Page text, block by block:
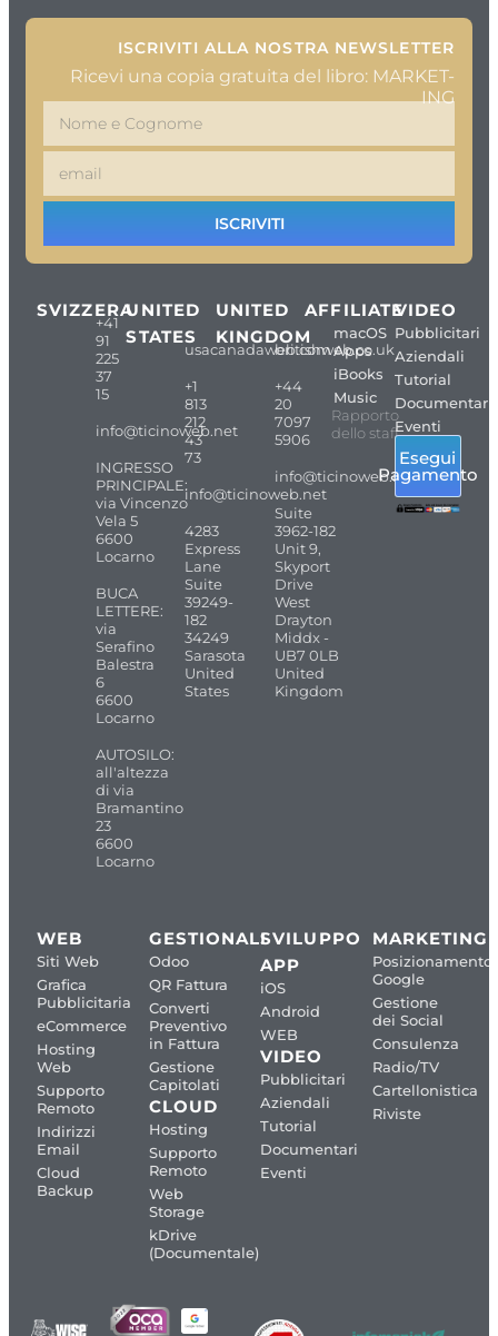
ISCRIVITI ALLA NOSTRA NEWSLETTER
Ricevi una copia gratuita del libro: MARKET-
ING
ISCRIVITI
SVIZZERA
+41
91
225
37
15
info@ticinoweb.net
INGRESSO
PRINCIPALE:
via Vincenzo
Vela 5
6600
Locarno
BUCA
LETTERE:
via
Serafino
Balestra
6
6600
Locarno
AUTOSILO:
all'altezza
di via
Bramantino
23
6600
Locarno
UNITED
STATES
usacanadaweb.com
+1
813
212
43
73
info@ticinoweb.net
4283
Express
Lane
Suite
39249-
182
34249
Sarasota
United
States
UNITED
KINGDOM
britishweb.co.uk
+44
20
7097
5906
info@ticinoweb.net
Suite
3962-182
Unit 9,
Skyport
Drive
West
Drayton
Middx -
UB7 0LB
United
Kingdom
AFFILIATE
macOS
Apps
iBooks
Music
Rapporto
dello staff
VIDEO
Pubblicitari
Aziendali
Tutorial
Documentari
Eventi
Esegui
Pagamento
WEB
Siti Web
Grafica
Pubblicitaria
eCommerce
Hosting
Web
Supporto
Remoto
Indirizzi
Email
Cloud
Backup
GESTIONALI
Odoo
QR Fattura
Converti
Preventivo
in Fattura
Gestione
Capitolati
CLOUD
Hosting
Supporto
Remoto
Web
Storage
kDrive
(Documentale)
SVILUPPO
APP
iOS
Android
WEB
VIDEO
Pubblicitari
Aziendali
Tutorial
Documentari
Eventi
MARKETING
Posizionamento
Google
Gestione
dei Social
Consulenza
Radio/TV
Cartellonistica
Riviste